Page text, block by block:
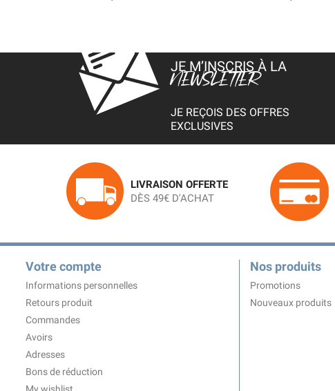
JE M’INSCRIS À LA
NEWSLETTER
JE REÇOIS DES OFFRES
EXCLUSIVES
LIVRAISON OFFERTE
DÈS 49€ D'ACHAT
Votre compte
Informations personnelles
Retours produit
Commandes
Avoirs
Adresses
Bons de réduction
Nos produits
Promotions
Nouveaux produits